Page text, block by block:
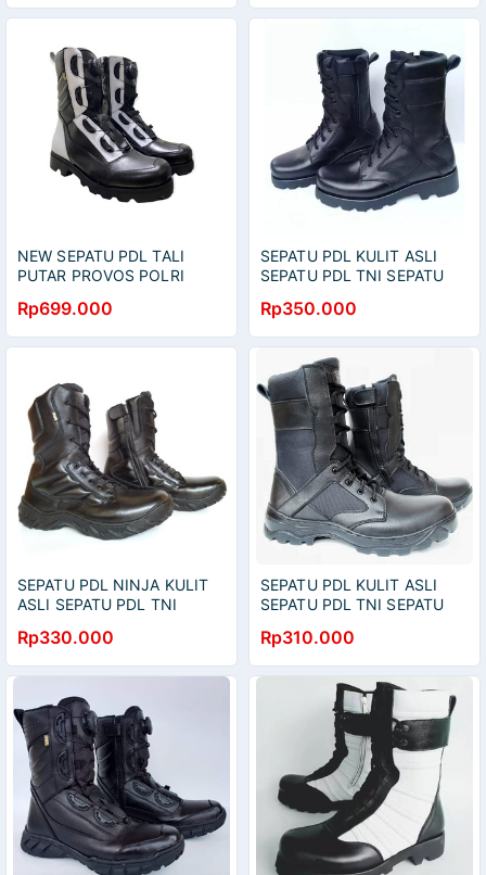
SECURITY
NEW SEPATU PDL TALI
PUTAR PROVOS POLRI
Rp699.000
SEPATU PDL KULIT ASLI
SEPATU PDL TNI SEPATU
SECURITY SEPATU PDL
SATPAM
Rp350.000
SEPATU PDL NINJA KULIT
ASLI SEPATU PDL TNI
PDL SECURITY SEPATU PDL
SATPAM
Rp330.000
SEPATU PDL KULIT ASLI
SEPATU PDL TNI SEPATU
SECURITY SEPATU PDL
SATPAM
Rp310.000